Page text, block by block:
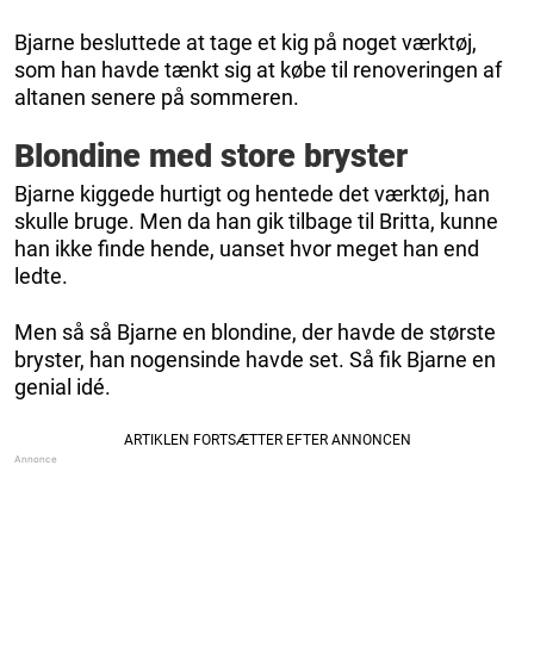
Bjarne besluttede at tage et kig på noget værktøj,
som han havde tænkt sig at købe til renoveringen af ​​
altanen senere på sommeren.
Blondine med store bryster
Bjarne kiggede hurtigt og hentede det værktøj, han
skulle bruge. Men da han gik tilbage til Britta, kunne
han ikke finde hende, uanset hvor meget han end
ledte.
Men så så Bjarne en blondine, der havde de største
bryster, han nogensinde havde set. Så fik Bjarne en
genial idé.